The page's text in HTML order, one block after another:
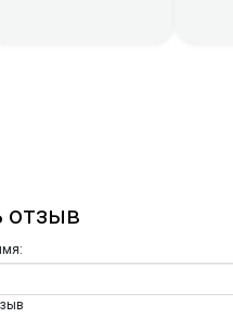
отзыв